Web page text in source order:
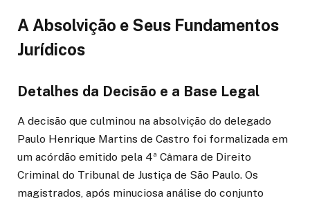
A Absolvição e Seus Fundamentos
Jurídicos
Detalhes da Decisão e a Base Legal
A decisão que culminou na absolvição do delegado
Paulo Henrique Martins de Castro foi formalizada em
um acórdão emitido pela 4ª Câmara de Direito
Criminal do Tribunal de Justiça de São Paulo. Os
magistrados, após minuciosa análise do conjunto